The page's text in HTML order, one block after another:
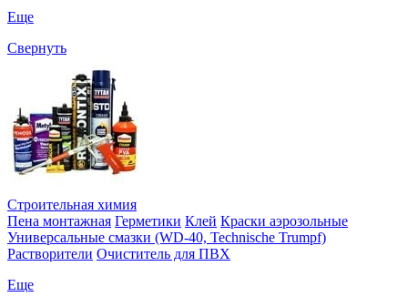
Еще
Свернуть
Строительная химия
Пена монтажная Герметики Клей Краски аэрозольные
Универсальные смазки (WD-40, Technische Trumpf)
Растворители Очиститель для ПВХ
Еще